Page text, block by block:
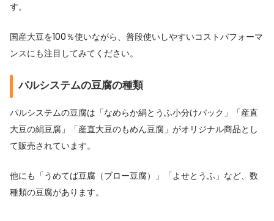
す。
国産大豆を100％使いながら、普段使いしやすいコストパフォーマ
ンスにも注目してみてください。
パルシステムの豆腐の種類
パルシステムの豆腐は「なめらか絹とうふ小分けパック」「産直
大豆の絹豆腐」「産直大豆のもめん豆腐」がオリジナル商品とし
て販売されています。
他にも「うめてば豆腐（ブロー豆腐）」「よせとうふ」など、数
種類の豆腐があります。